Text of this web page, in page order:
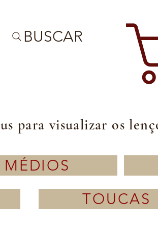
BUSCAR
para visualizar os
MÉDIOS
TOUCAS